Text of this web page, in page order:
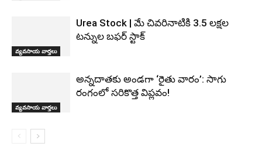
వ్యవసాయ వార్తలు
Urea Stock | మే చివరినాటికి 3.5 లక్షల
టన్నుల బఫర్ స్టాక్
వ్యవసాయ వార్తలు
అన్నదాతకు అండగా ‘రైతు వారం’: సాగు
రంగంలో సరికొత్త విప్లవం!